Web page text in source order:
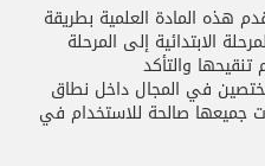
هذه المادة العلمية بطريقة
الابتدائية إلى المرحلة
والتأكد
في المجال داخل نطاق
جميعها صالحة للاستخدام في